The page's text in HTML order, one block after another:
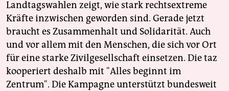
Landtagswahlen zeigt, wie stark rechtsextreme
Kräfte inzwischen geworden sind. Gerade jetzt
braucht es Zusammenhalt und Solidarität. Auch
und vor allem mit den Menschen, die sich vor Ort
für eine starke Zivilgesellschaft einsetzen. Die taz
kooperiert deshalb mit "Alles beginnt im
Zentrum". Die Kampagne unterstützt bundesweit